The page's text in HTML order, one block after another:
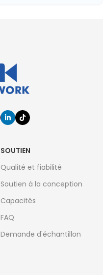
SOUTIEN
Qualité et fiabilité
Soutien à la conception
Capacités
FAQ
Demande d'échantillon